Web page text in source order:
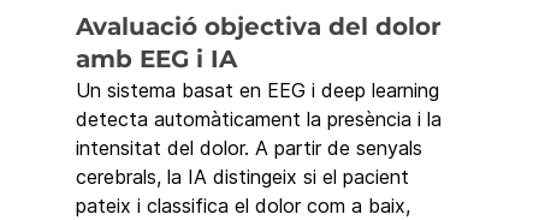
Avaluació objectiva del dolor
amb EEG i IA
Un sistema basat en EEG i deep learning
detecta automàticament la presència i la
intensitat del dolor. A partir de senyals
cerebrals, la IA distingeix si el pacient
pateix i classifica el dolor com a baix,